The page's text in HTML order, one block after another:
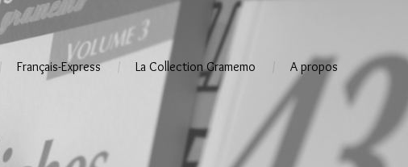
Français-Express La Collection Gramemo A propos